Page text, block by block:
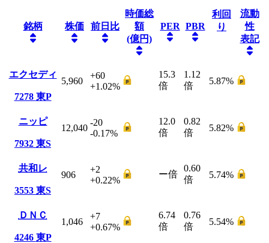
銘柄 株価 前日比
時価総
額
(億円)
PER PBR
利回
り
流動
性
表記
エクセディ
7278 東P
5,960
+60
+1.02%
15.3
倍
1.12
倍
5.87%
ニッピ
7932 東S
12,040
-20
-0.17%
12.0
倍
0.82
倍
5.82%
共和レ
3553 東S
906
+2
+0.22%
ー倍
0.60
倍
5.74%
ＤＮＣ
4246 東P
1,046
+7
+0.67%
6.74
倍
0.76
倍
5.54%